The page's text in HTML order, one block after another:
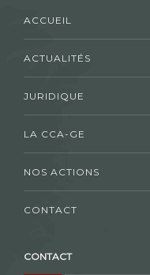
ACCUEIL
ACTUALITÉS
JURIDIQUE
LA CCA-GE
NOS ACTIONS
CONTACT
CONTACT